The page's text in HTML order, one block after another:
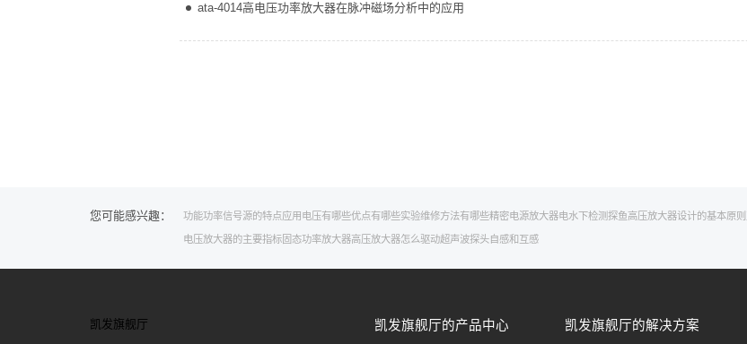
ata-4014高电压功率放大器在脉冲磁场分析中的应用
您可能感兴趣： 功能功率信号源的特点 应用 电压有哪些优点有哪些实验维修方法有哪些精密电源放大器电水下检测探鱼高压放大器设计的基本原则
电压放大器的主要指标 固态功率放大器高压放大器怎么驱动超声波探头 自感和互感
凯发旗舰厅 凯发旗舰厅的产品中心 凯发旗舰厅的解决方案